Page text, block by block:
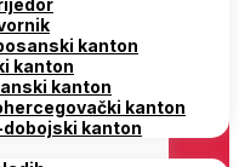
kanton
kanton
kanton
kanton
kanton